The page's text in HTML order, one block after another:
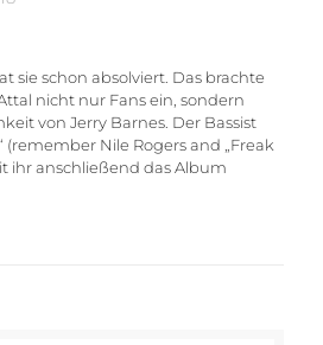
sie schon absolviert. Das brachte
nicht nur Fans ein, sondern
von Jerry Barnes. Der Bassist
(remember Nile Rogers and „Freak
ihr anschließend das Album